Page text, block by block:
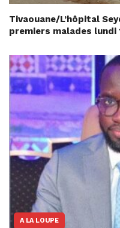
Tivaouane/L’hôpital
premiers malades lundi
A LA LOUPE